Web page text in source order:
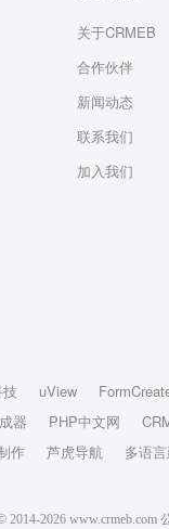
关于CRMEB
合作伙伴
新闻动态
联系我们
加入我们
uView
器 PHP中文网
作 芦虎导航 多语
2014-2026